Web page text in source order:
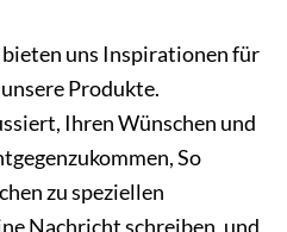
uns Inspirationen für
Produkte.
Ihren Wünschen und
So
zu speziellen
Nachricht schreiben, und